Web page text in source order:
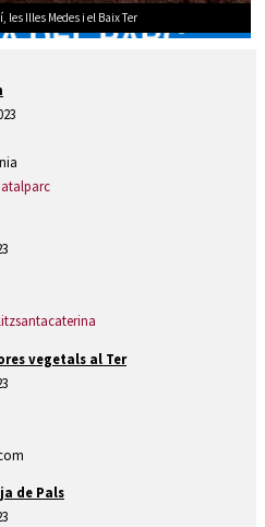
les Illes Medes i el Baix Ter
vegetals al Ter
de Pals